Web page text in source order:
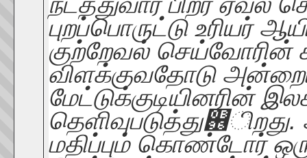
புறப்பொருட்டு உரியர்
குற்றேவல் செய்வோரின்
விளக்குவதோடு
மேட்டுக்குடியினரின்
மதிப்பும் கொண்டோர்